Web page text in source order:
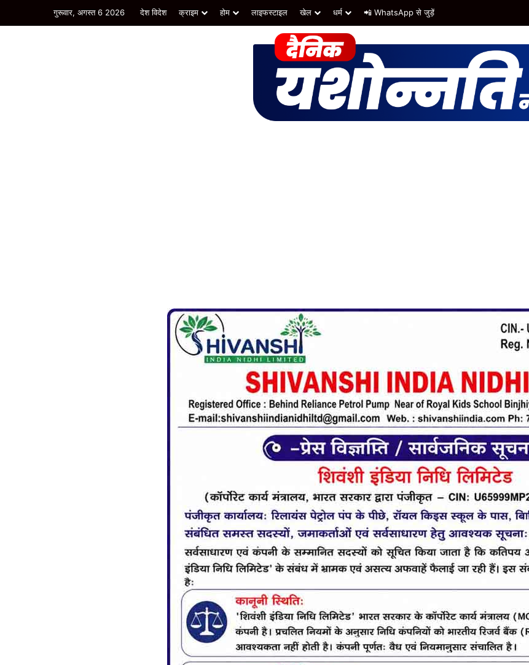
गुरूवार, अगस्त 6 2026 देश विदेश क्राइम होम लाइफस्टाइल खेल धर्म 📲 WhatsApp से जुड़ें